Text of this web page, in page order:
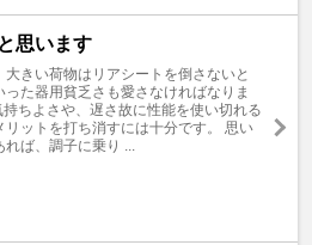
思います
きい荷物はリアシートを倒さないと
た器用貧乏さも愛さなければなりま
ちよさや、遅さ故に性能を使い切れる
リットを打ち消すには十分です。 思い
ば、調子に乗り ...